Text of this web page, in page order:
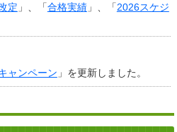
定 」、「合格実績」、「2026スケジ
ャンペーン 」を更新しました。